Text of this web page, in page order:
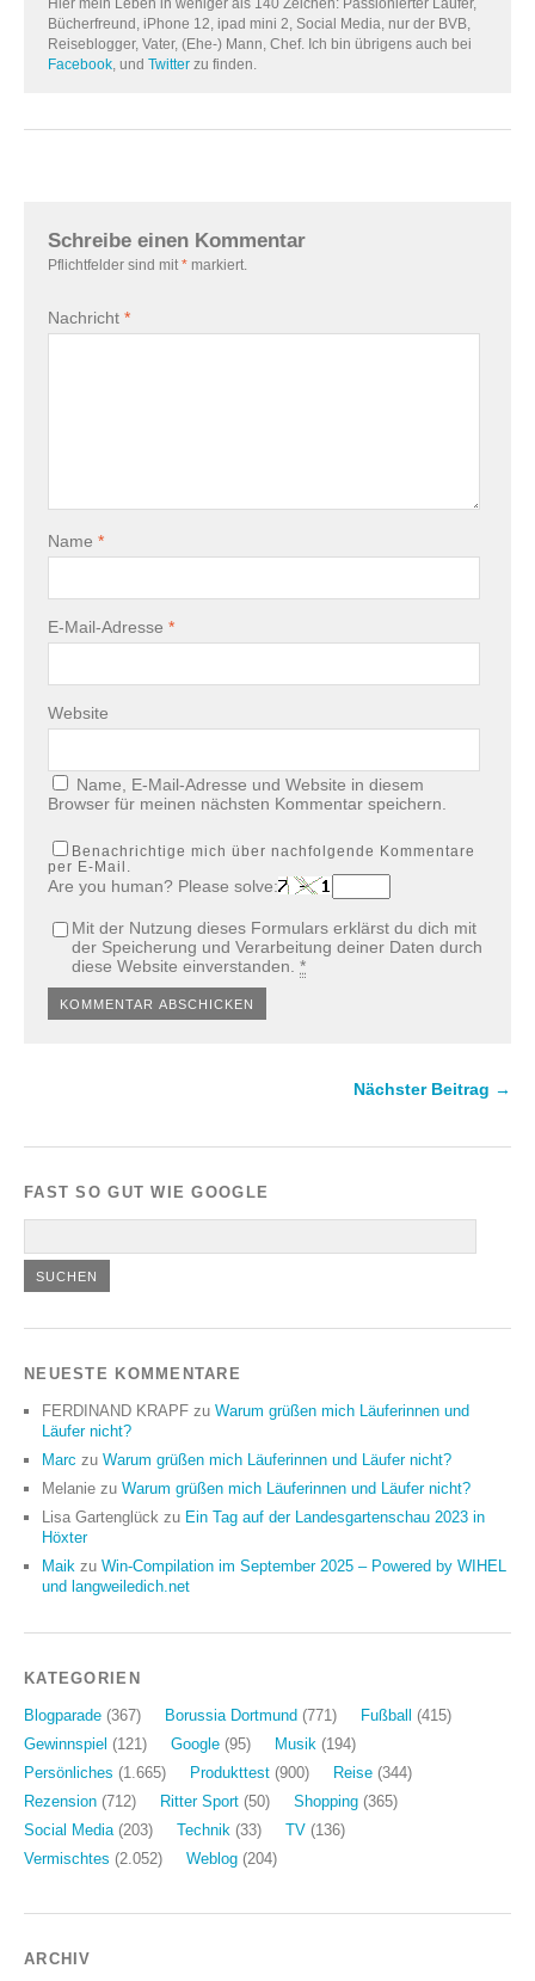
Hier mein Leben in weniger als 140 Zeichen: Passionierter Läufer,
Bücherfreund, iPhone 12, ipad mini 2, Social Media, nur der BVB,
Reiseblogger, Vater, (Ehe-) Mann, Chef. Ich bin übrigens auch bei
Facebook, und Twitter zu finden.
Schreibe einen Kommentar
Pflichtfelder sind mit * markiert.
Nachricht *
Name *
E-Mail-Adresse *
Website
Name, E-Mail-Adresse und Website in diesem
Browser für meinen nächsten Kommentar speichern.
Benachrichtige mich über nachfolgende Kommentare
per E-Mail.
Are you human? Please solve:
Mit der Nutzung dieses Formulars erklärst du dich mit
der Speicherung und Verarbeitung deiner Daten durch
diese Website einverstanden. *
Nächster Beitrag →
FAST SO GUT WIE GOOGLE
NEUESTE KOMMENTARE
FERDINAND KRAPF zu Warum grüßen mich Läuferinnen und
Läufer nicht?
Marc zu Warum grüßen mich Läuferinnen und Läufer nicht?
Melanie zu Warum grüßen mich Läuferinnen und Läufer nicht?
Lisa Gartenglück zu Ein Tag auf der Landesgartenschau 2023 in
Höxter
Maik zu Win-Compilation im September 2025 – Powered by WIHEL
und langweiledich.net
KATEGORIEN
Blogparade (367) Borussia Dortmund (771) Fußball
(415)
Gewinnspiel (121) Google (95) Musik (194)
Persönliches (1.665) Produkttest (900) Reise (344)
Rezension (712) Ritter Sport (50) Shopping (365)
Social Media(203) Technik (33) TV (136)
Vermischtes (2.052) Weblog (204)
ARCHIV